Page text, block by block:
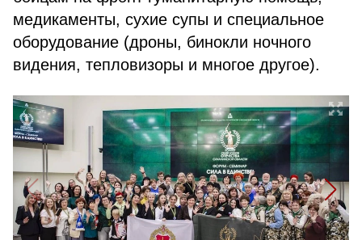
медикаменты, сухие супы и специальное
оборудование (дроны, бинокли ночного
видения, тепловизоры и многое другое).